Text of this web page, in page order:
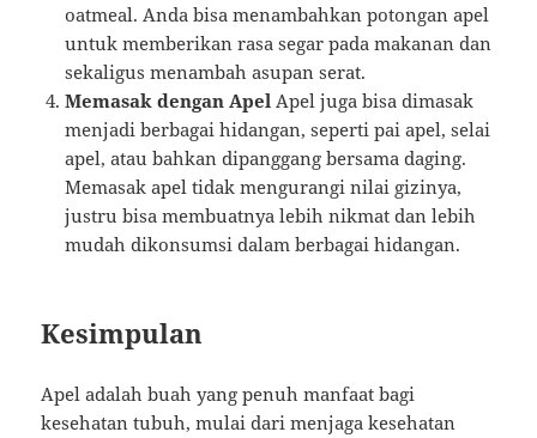
oatmeal. Anda bisa menambahkan potongan apel
untuk memberikan rasa segar pada makanan dan
sekaligus menambah asupan serat.
Memasak dengan Apel Apel juga bisa dimasak
menjadi berbagai hidangan, seperti pai apel, selai
apel, atau bahkan dipanggang bersama daging.
Memasak apel tidak mengurangi nilai gizinya,
justru bisa membuatnya lebih nikmat dan lebih
mudah dikonsumsi dalam berbagai hidangan.
Kesimpulan
Apel adalah buah yang penuh manfaat bagi
kesehatan tubuh, mulai dari menjaga kesehatan